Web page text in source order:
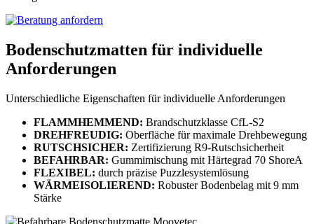
Bodenschutzmatten für individuelle
Anforderungen
Unterschiedliche Eigenschaften für individuelle Anforderungen
FLAMMHEMMEND: Brandschutzklasse CfL-S2
DREHFREUDIG: Oberfläche für maximale Drehbewegung
RUTSCHSICHER: Zertifizierung R9-Rutschsicherheit
BEFAHRBAR: Gummimischung mit Härtegrad 70 ShoreA
FLEXIBEL: durch präzise Puzzlesystemlösung
WÄRMEISOLIEREND: Robuster Bodenbelag mit 9 mm
Stärke